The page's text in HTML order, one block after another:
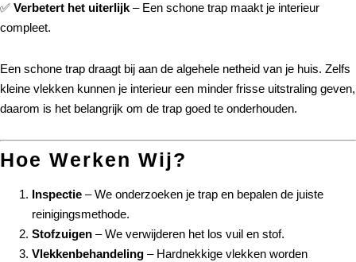
✅ Verbetert het uiterlijk – Een schone trap maakt je interieur
compleet.
Een schone trap draagt bij aan de algehele netheid van je huis. Zelfs
kleine vlekken kunnen je interieur een minder frisse uitstraling geven,
daarom is het belangrijk om de trap goed te onderhouden.
Hoe Werken Wij?
Inspectie – We onderzoeken je trap en bepalen de juiste
reinigingsmethode.
Stofzuigen – We verwijderen het los vuil en stof.
Vlekkenbehandeling – Hardnekkige vlekken worden